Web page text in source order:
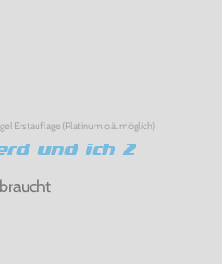
Erstauflage (Platinum o.ä. möglich)
und ich 2